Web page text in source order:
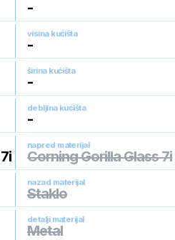
-
visina kućišta
-
širina kućišta
-
debljina kućišta
-
napred materijal
Corning Gorilla Glass 7i
nazad materijal
Staklo
detalji materijal
Metal